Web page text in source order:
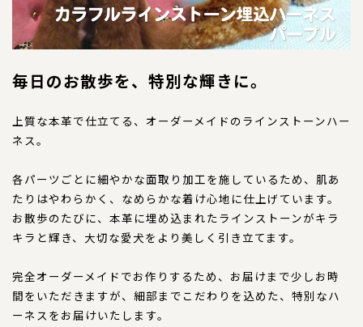
特注品
おすすめ商品
お直し
忌避剤
アウトレット商品
コーディネート一覧
毎日のお散歩を、特別な輝きに。
上質な本革で仕立てる、オーダーメイドのラインストーンハー
ネス。
各パーツごとに細やかな面取り加工を施しているため、肌あ
たりはやわらかく、なめらかな着け心地に仕上げています。
お散歩のたびに、本革に埋め込まれたラインストーンがキラ
キラと輝き、大切な愛犬をより美しく引き立てます。
完全オーダーメイドでお作りするため、お届けまで少しお時
間をいただきますが、細部までこだわりを込めた、特別なハ
ーネスをお届けいたします。